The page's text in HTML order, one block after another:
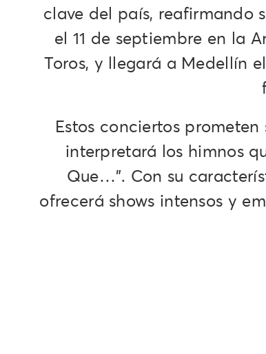
clave del país, reafirmando
el 11 de septiembre en la
Toros, y llegará a Medellín
Estos conciertos
interpretará los himnos
Que…". Con su
ofrecerá shows intensos y